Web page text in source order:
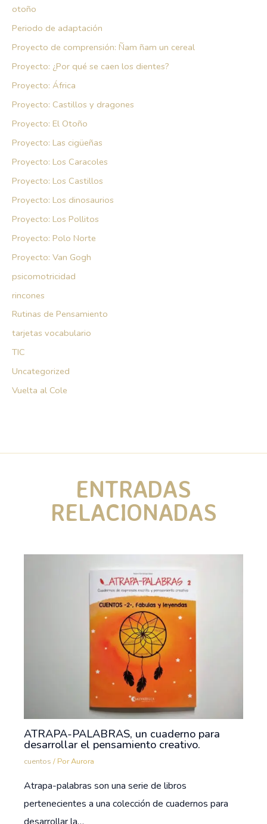
otoño
Periodo de adaptación
Proyecto de comprensión: Ñam ñam un cereal
Proyecto: ¿Por qué se caen los dientes?
Proyecto: África
Proyecto: Castillos y dragones
Proyecto: El Otoño
Proyecto: Las cigüeñas
Proyecto: Los Caracoles
Proyecto: Los Castillos
Proyecto: Los dinosaurios
Proyecto: Los Pollitos
Proyecto: Polo Norte
Proyecto: Van Gogh
psicomotricidad
rincones
Rutinas de Pensamiento
tarjetas vocabulario
TIC
Uncategorized
Vuelta al Cole
ENTRADAS
RELACIONADAS
ATRAPA-PALABRAS, un cuaderno para
desarrollar el pensamiento creativo.
cuentos / PorAurora
Atrapa-palabras son una serie de libros
pertenecientes a una colección de cuadernos para